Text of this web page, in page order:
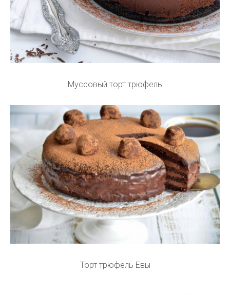
Муссовый торт трюфель
Торт трюфель Евы